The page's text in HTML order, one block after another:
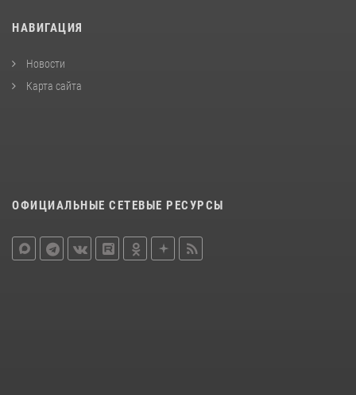
НАВИГАЦИЯ
Новости
Карта сайта
ОФИЦИАЛЬНЫЕ СЕТЕВЫЕ РЕСУРСЫ